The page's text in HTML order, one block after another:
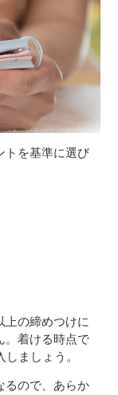
トを基準に選び
上の締めつけに
。着ける時点で
ましょう。
るので、あらか